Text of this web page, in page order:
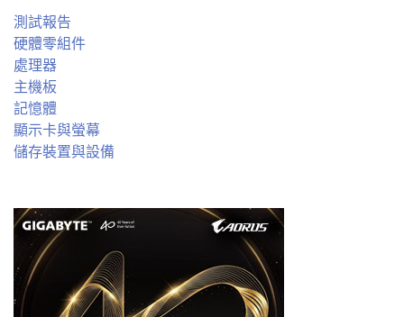
測試報告
硬體零組件
處理器
主機板
記憶體
顯示卡與螢幕
儲存裝置與設備